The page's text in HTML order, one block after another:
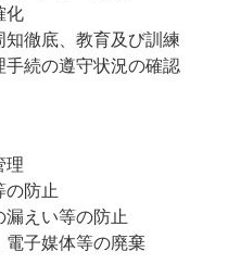
化
知徹底、教育及び訓練
手続の遵守状況の確認
理
の防止
漏えい等の防止
電子媒体等の廃棄